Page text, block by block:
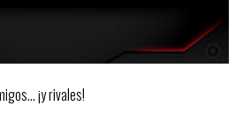
¡y rivales!